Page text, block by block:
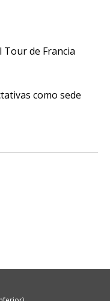
de Francia
como sede